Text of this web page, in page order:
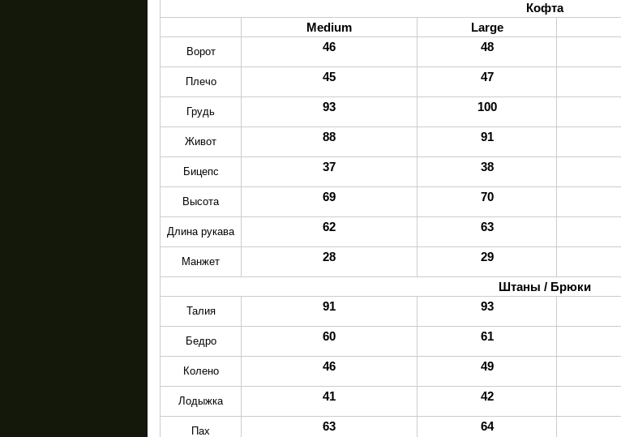
Кофта
Medium
Large
Ворот 46 48
Плечо 45 47
Грудь 93 100
Живот 88 91
Бицепс 37 38
Высота 69 70
Длина рукава 62 63
Манжет 28 29
Штаны / Брюки
Талия 91 93
Бедро 60 61
Колено 46 49
Лодыжка 41 42
Пах 63 64